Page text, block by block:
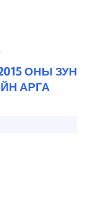
ОНЫ ЗУН
АРГА